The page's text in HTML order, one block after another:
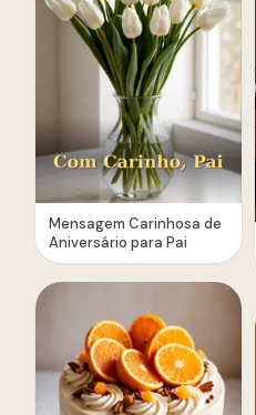
Mensagem Carinhosa de
Aniversário para Pai